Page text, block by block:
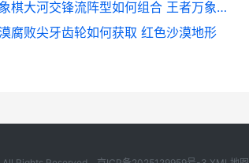
王者万象棋大河交锋流阵型如何组合 王者万象棋大河怎么玩
腐败尖牙齿轮如何获取 红色沙漠地形